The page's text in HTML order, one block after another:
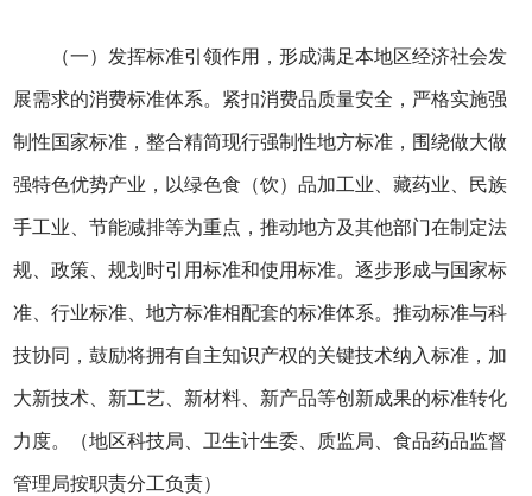
（一）发挥标准引领作用，形成满足本地区经济社会发
展需求的消费标准体系。紧扣消费品质量安全，严格实施强
制性国家标准，整合精简现行强制性地方标准，围绕做大做
强特色优势产业，以绿色食（饮）品加工业、藏药业、民族
手工业、节能减排等为重点，推动地方及其他部门在制定法
规、政策、规划时引用标准和使用标准。逐步形成与国家标
准、行业标准、地方标准相配套的标准体系。推动标准与科
技协同，鼓励将拥有自主知识产权的关键技术纳入标准，加
大新技术、新工艺、新材料、新产品等创新成果的标准转化
力度。（地区科技局、卫生计生委、质监局、食品药品监督
管理局按职责分工负责）